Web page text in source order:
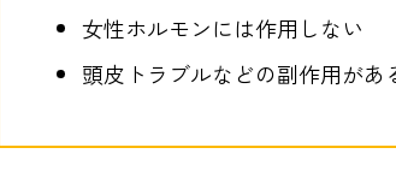
女性ホルモンには作用しない
頭皮トラブルなどの副作用があ